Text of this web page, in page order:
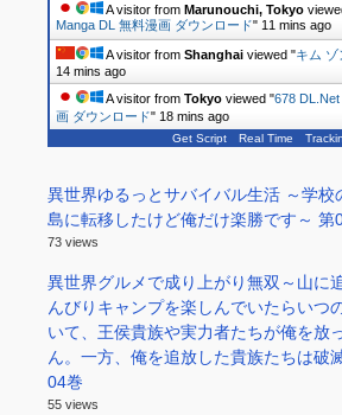
A visitor from Marunouchi, Tokyo
Manga DL 無料漫画 ダウンロード" 11 mins ago
A visitor from Shanghai viewed "キム ゾ
14 mins ago
A visitor from Tokyo viewed "678
画 ダウンロード" 18 mins ago
A visitor fromAsahi, Chibaviewed "678
Get Script Real Time
異世界ゆるっとサバイバル生活 ～学校
島に転移したけど俺だけ楽勝です～ 第
73 views
異世界グルメで成り上がり無双～山に
んびりキャンプを楽しんでいたらいつ
いて、王侯貴族や実力者たちが俺を放
ん。一方、俺を追放した貴族たちは破
04巻
55 views